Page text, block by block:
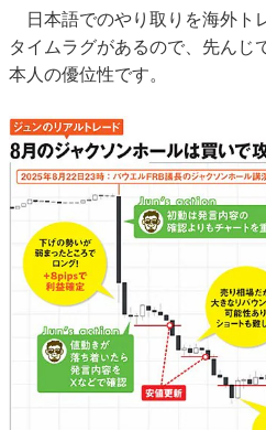
日本語でのやり取りを海外ト
タイムラグがあるので、先んじ
本人の優位性です。